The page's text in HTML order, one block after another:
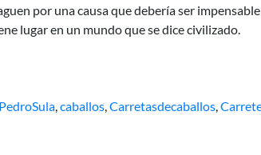
por una causa que debería ser
lugar en un mundo que se dice civilizado.
,caballos,Carretasdecaballos,